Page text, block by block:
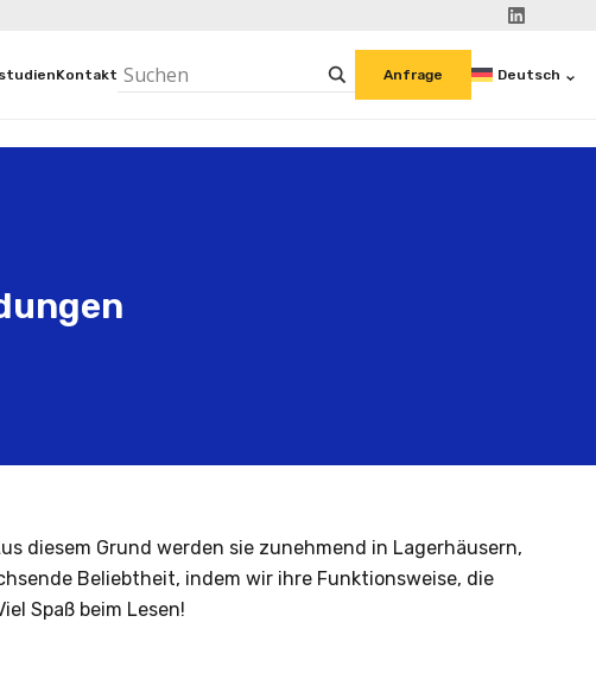
Kontakt Anfrage Deutsch
diesem Grund werden sie zunehmend in Lagerhäusern,
Beliebtheit, indem wir ihre Funktionsweise, die
Spaß beim Lesen!